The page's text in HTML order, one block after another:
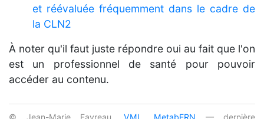
et réévaluée fréquemment dans le cadre de
la CLN2
À noter qu'il faut juste répondre oui au fait que l'on
est un professionnel de santé pour pouvoir
accéder au contenu.
© Jean-Marie Favreau, VML MetabERN — dernière